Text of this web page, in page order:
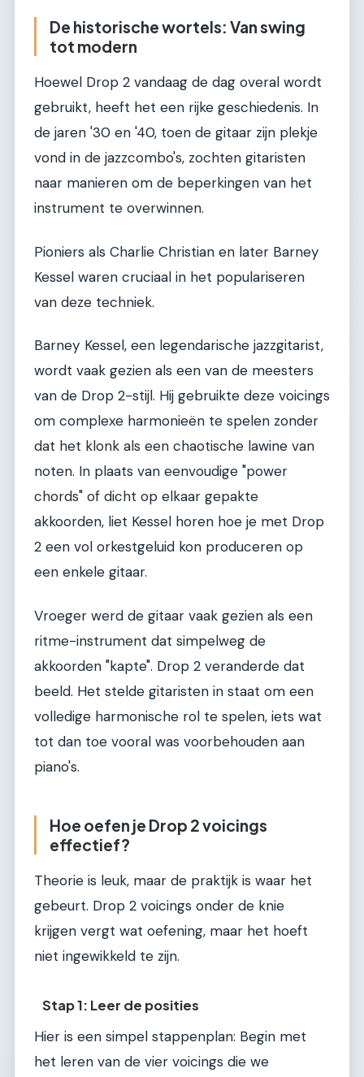
De historische wortels: Van swing
tot modern
Hoewel Drop 2 vandaag de dag overal wordt
gebruikt, heeft het een rijke geschiedenis. In
de jaren '30 en '40, toen de gitaar zijn plekje
vond in de jazzcombo's, zochten gitaristen
naar manieren om de beperkingen van het
instrument te overwinnen.
Pioniers als Charlie Christian en later Barney
Kessel waren cruciaal in het populariseren
van deze techniek.
Barney Kessel, een legendarische jazzgitarist,
wordt vaak gezien als een van de meesters
van de Drop 2-stijl. Hij gebruikte deze voicings
om complexe harmonieën te spelen zonder
dat het klonk als een chaotische lawine van
noten. In plaats van eenvoudige "power
chords" of dicht op elkaar gepakte
akkoorden, liet Kessel horen hoe je met Drop
2 een vol orkestgeluid kon produceren op
een enkele gitaar.
Vroeger werd de gitaar vaak gezien als een
ritme-instrument dat simpelweg de
akkoorden "kapte". Drop 2 veranderde dat
beeld. Het stelde gitaristen in staat om een
volledige harmonische rol te spelen, iets wat
tot dan toe vooral was voorbehouden aan
piano's.
Hoe oefen je Drop 2 voicings
effectief?
Theorie is leuk, maar de praktijk is waar het
gebeurt. Drop 2 voicings onder de knie
krijgen vergt wat oefening, maar het hoeft
niet ingewikkeld te zijn.
Stap 1: Leer de posities
Hier is een simpel stappenplan: Begin met
het leren van de vier voicings die we